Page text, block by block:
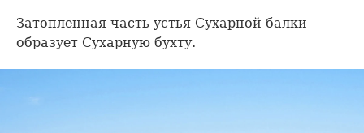
Затопленная часть устья Сухарной балки
образует Сухарную бухту.